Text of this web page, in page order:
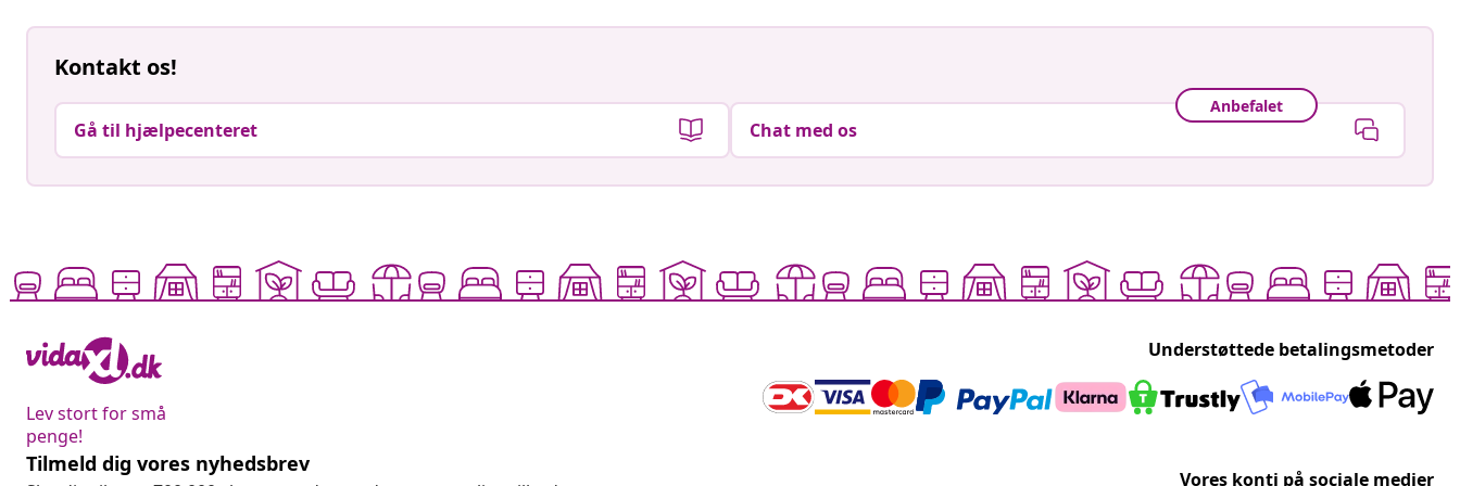
Kontakt os!
Gå til hjælpecenteret
Anbefalet
Chat med os
Lev stort for små
penge!
Understøttede betalingsmetoder
Tilmeld dig vores nyhedsbrev
Vores konti på sociale medier